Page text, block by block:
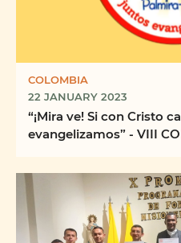
COLOMBIA
22 JANUARY 2023
“¡Mira ve! Si con Cristo
evangelizamos” - VIII